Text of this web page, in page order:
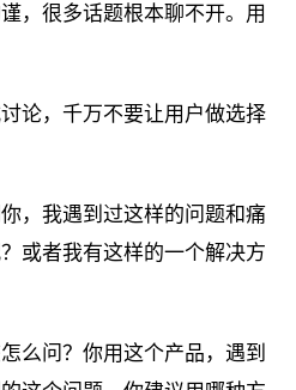
，很多话题根本聊不开。用
论，千万不要让用户做选择
，我遇到过这样的问题和痛
或者我有这样的一个解决方
么问？你用这个产品，遇到